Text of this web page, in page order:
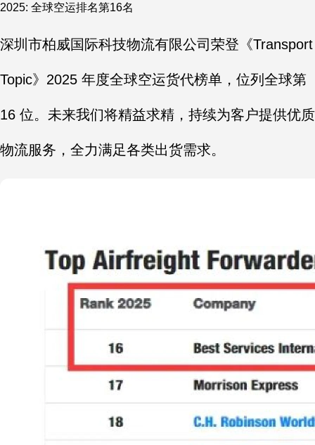
2025: 全球空运排名第16名
深圳市柏威国际科技物流有限公司荣登《Transport
Topic》2025 年度全球空运货代榜单，位列全球第
16 位。未来我们将精益求精，持续为客户提供优质
物流服务，全力满足各类出货需求。